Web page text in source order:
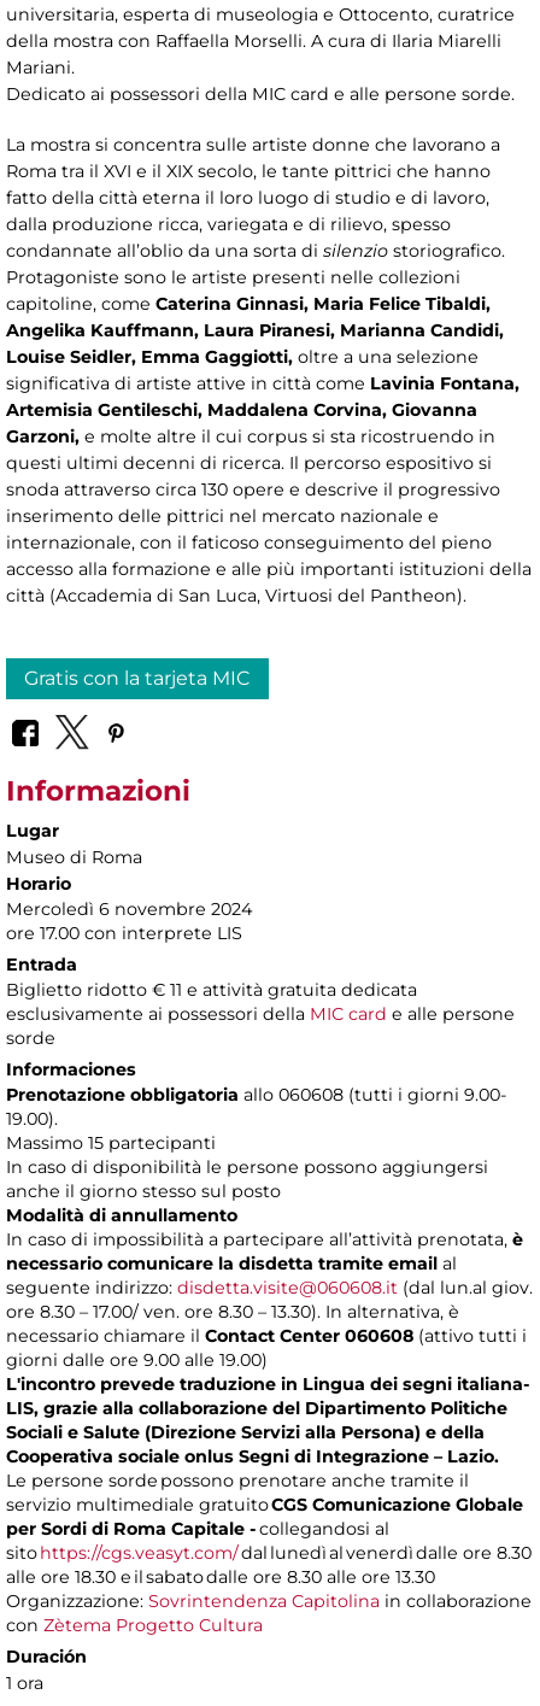
universitaria, esperta di museologia e Ottocento, curatrice
della mostra con Raffaella Morselli. A cura di Ilaria Miarelli
Mariani.
Dedicato ai possessori della MIC card e alle persone sorde.
La mostra si concentra sulle artiste donne che lavorano a
Roma tra il XVI e il XIX secolo, le tante pittrici che hanno
fatto della città eterna il loro luogo di studio e di lavoro,
dalla produzione ricca, variegata e di rilievo, spesso
condannate all’oblio da una sorta di silenzio storiografico.
Protagoniste sono le artiste presenti nelle collezioni
capitoline, come Caterina Ginnasi, Maria Felice Tibaldi,
Angelika Kauffmann, Laura Piranesi, Marianna Candidi,
Louise Seidler, Emma Gaggiotti, oltre a una selezione
significativa di artiste attive in città come Lavinia Fontana,
Artemisia Gentileschi, Maddalena Corvina, Giovanna
Garzoni, e molte altre il cui corpus si sta ricostruendo in
questi ultimi decenni di ricerca. Il percorso espositivo si
snoda attraverso circa 130 opere e descrive il progressivo
inserimento delle pittrici nel mercato nazionale e
internazionale, con il faticoso conseguimento del pieno
accesso alla formazione e alle più importanti istituzioni della
città (Accademia di San Luca, Virtuosi del Pantheon).
Gratis con la tarjeta MIC
Informazioni
Lugar
Museo di Roma
Horario
Mercoledì 6 novembre 2024
ore 17.00 con interprete LIS
Entrada
Biglietto ridotto € 11 e attività gratuita dedicata
esclusivamente ai possessori della MIC card e alle persone
sorde
Informaciones
Prenotazione obbligatoria allo 060608 (tutti i giorni 9.00-
19.00).
Massimo 15 partecipanti
In caso di disponibilità le persone possono aggiungersi
anche il giorno stesso sul posto
Modalità di annullamento
In caso di impossibilità a partecipare all’attività prenotata, è
necessario comunicare la disdetta tramite email al
seguente indirizzo: disdetta.visite@060608.it (dal lun.al giov.
ore 8.30 – 17.00/ ven. ore 8.30 – 13.30). In alternativa, è
necessario chiamare il Contact Center 060608 (attivo tutti i
giorni dalle ore 9.00 alle 19.00)
L'incontro prevede traduzione in Lingua dei segni italiana-
LIS, grazie alla collaborazione del Dipartimento Politiche
Sociali e Salute (Direzione Servizi alla Persona) e della
Cooperativa sociale onlus Segni di Integrazione – Lazio.
Le persone sorde possono prenotare anche tramite il
servizio multimediale gratuitoCGS Comunicazione Globale
per Sordi di Roma Capitale -collegandosi al
sitohttps://cgs.veasyt.com/dal lunedì al venerdì dalle ore 8.30
alle ore 18.30 e il sabato dalle ore 8.30 alle ore 13.30
Organizzazione: Sovrintendenza Capitolina in collaborazione
con Zètema Progetto Cultura
Duración
1 ora